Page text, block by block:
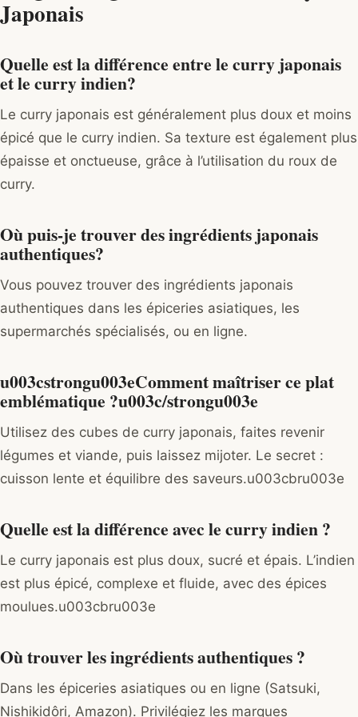
Japonais
Quelle est la différence entre le curry japonais
et le curry indien?
Le curry japonais est généralement plus doux et moins
épicé que le curry indien. Sa texture est également plus
épaisse et onctueuse, grâce à l’utilisation du roux de
curry.
Où puis-je trouver des ingrédients japonais
authentiques?
Vous pouvez trouver des ingrédients japonais
authentiques dans les épiceries asiatiques, les
supermarchés spécialisés, ou en ligne.
u003cstrongu003eComment maîtriser ce plat
emblématique ?u003c/strongu003e
Utilisez des cubes de curry japonais, faites revenir
légumes et viande, puis laissez mijoter. Le secret :
cuisson lente et équilibre des saveurs.u003cbru003e
Quelle est la différence avec le curry indien ?
Le curry japonais est plus doux, sucré et épais. L’indien
est plus épicé, complexe et fluide, avec des épices
moulues.u003cbru003e
Où trouver les ingrédients authentiques ?
Dans les épiceries asiatiques ou en ligne (Satsuki,
Nishikidôri, Amazon). Privilégiez les marques